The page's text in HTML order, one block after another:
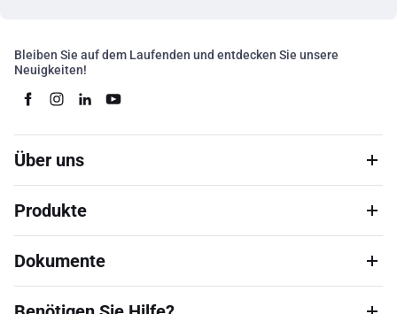
Bleiben Sie auf dem Laufenden und entdecken Sie unsere
Neuigkeiten!
Über uns
Produkte
Dokumente